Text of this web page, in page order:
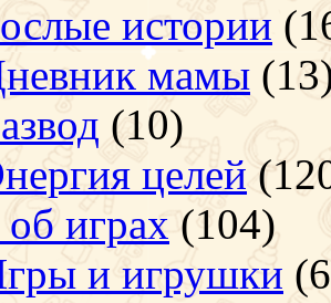
истории
мамы
(10)
целей
играх(104)
и игрушки